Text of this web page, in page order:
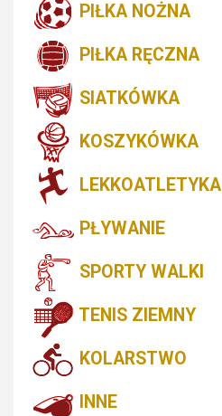
PIŁKA NOŻNA
PIŁKA RĘCZNA
SIATKÓWKA
KOSZYKÓWKA
LEKKOATLETYKA
PŁYWANIE
SPORTY WALKI
TENIS ZIEMNY
KOLARSTWO
INNE